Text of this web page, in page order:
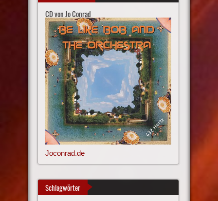
CD von Jo Conrad
Joconrad.de
Schlagwörter